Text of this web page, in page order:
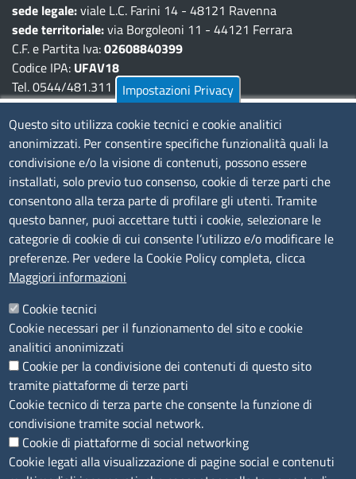
sede legale:viale L.C. Farini 14 - 48121 Ravenna
sede territoriale:via Borgoleoni 11 - 44121 Ferrara
C.F. e Partita Iva:02608840399
Codice IPA: UFAV18
Tel. 0544/481.311 - 0532/783.711
Pec:cciaa@pec.fera.camcom.it
Amministrazione Trasparente
Bandi di gara
Bilanci
Concorsi e selezioni
Procedimenti
Provvedimenti
Seguici su
Sito web
Accesso riservato
Mappa del sito
Menù privacy
Cookie Note legali Privacy
Impostazioni Privacy
Questo sito utilizza cookie tecnici e cookie analitici
anonimizzati. Per consentire specifiche funzionalità quali la
condivisione e/o la visione di contenuti, possono essere
installati, solo previo tuo consenso, cookie di terze parti che
consentono alla terza parte di profilare gli utenti. Tramite
questo banner, puoi accettare tutti i cookie, selezionare le
categorie di cookie di cui consente l’utilizzo e/o modificare le
preferenze. Per vedere la Cookie Policy completa, clicca
Maggiori informazioni
Cookie tecnici
Cookie necessari per il funzionamento del sito e cookie
analitici anonimizzati
Cookie per la condivisione dei contenuti di questo sito
tramite piattaforme di terze parti
Cookie tecnico di terza parte che consente la funzione di
condivisione tramite social network.
Cookie di piattaforme di social networking
Cookie legati alla visualizzazione di pagine social e contenuti